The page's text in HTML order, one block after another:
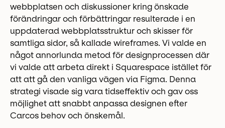
webbplatsen och diskussioner kring önskade
förändringar och förbättringar resulterade i en
uppdaterad webbplatsstruktur och skisser för
samtliga sidor, så kallade wireframes. Vi valde en
något annorlunda metod för designprocessen där
vi valde att arbeta direkt i Squarespace istället för
att att gå den vanliga vägen via Figma. Denna
strategi visade sig vara tidseffektiv och gav oss
möjlighet att snabbt anpassa designen efter
Carcos behov och önskemål.